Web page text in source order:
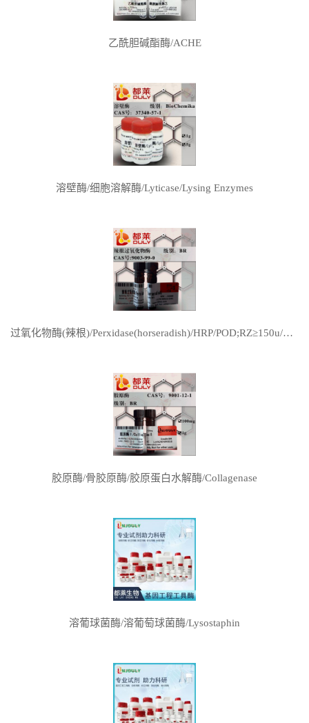
乙酰胆碱酯酶/ACHE
溶壁酶/细胞溶解酶/Lyticase/Lysing Enzymes
过氧化物酶(辣根)/Perxidase(horseradish)/HRP/POD;RZ≥150u/mg;RZ≥2，≥160u/mg;RZ≥200u/mg;RZ～3,≥250u/mg;RZ＞3,≥300u/mg
胶原酶/骨胶原酶/胶原蛋白水解酶/Collagenase
溶葡球菌酶/溶葡萄球菌酶/Lysostaphin